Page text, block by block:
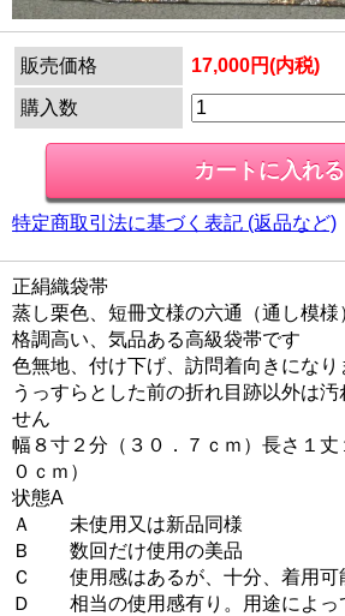
販売価格 17,000円(内税)
購入数
特定商取引法に基づく表記 (返品など)
正絹織袋帯
蒸し栗色、短冊文様の六通（通し模様
格調高い、気品ある高級袋帯です
色無地、付け下げ、訪問着向きになり
うっすらとした前の折れ目跡以外は汚
せん
幅８寸２分（３０．７ｃｍ）長さ１丈
０ｃｍ）
状態A
Ａ 未使用又は新品同様
Ｂ 数回だけ使用の美品
Ｃ 使用感はあるが、十分、着用可
Ｄ 相当の使用感有り。用途によっ